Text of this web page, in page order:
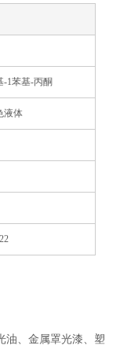
-1苯基-丙酮
液体
油、金属罩光漆、塑